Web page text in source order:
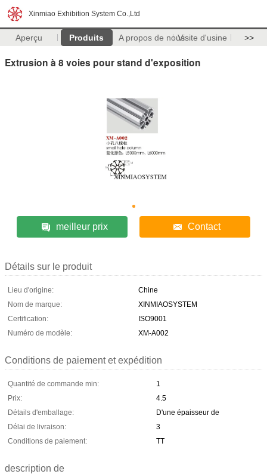
Xinmiao Exhibition System Co.,Ltd
Aperçu Produits A propos de nousVisite d'usine >>
Extrusion à 8 voies pour stand d'exposition
meilleur prix Contact
Détails sur le produit
Lieu d'origine:
Chine
Nom de marque:
XINMIAOSYSTEM
Certification:
ISO9001
Numéro de modèle:
XM-A002
Conditions de paiement et expédition
Quantité de commande min:
1
Prix:
4.5
Détails d'emballage:
D'une épaisseur de
Délai de livraison:
3
Conditions de paiement:
TT
description de